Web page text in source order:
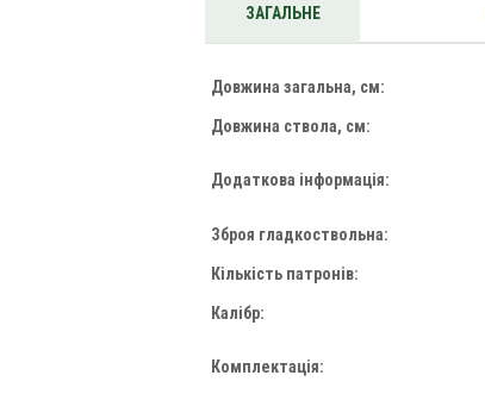
ЗАГАЛЬНЕ
Довжина загальна, см:
Довжина ствола, см:
Додаткова інформація:
Зброя гладкоствольна:
Кількість патронів:
Калібр:
Комплектація: